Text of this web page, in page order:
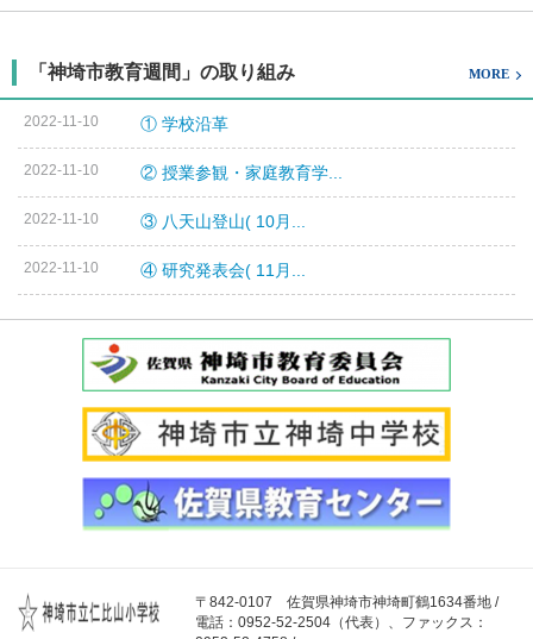
「神埼市教育週間」の取り組み MORE
2022-11-10 ① 学校沿革
2022-11-10 ② 授業参観・家庭教育学...
2022-11-10 ③ 八天山登山( 10月...
2022-11-10 ④ 研究発表会( 11月...
〒842-0107 佐賀県神埼市神埼町鶴1634番地 /
電話：0952-52-2504（代表）、ファックス：